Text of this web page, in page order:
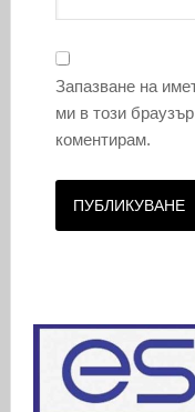
Запазване на
ми в този
коментирам.